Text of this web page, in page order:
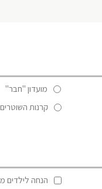
מועדון "חבר"
קרנות השוטרים
הנחה לילדים מגיל